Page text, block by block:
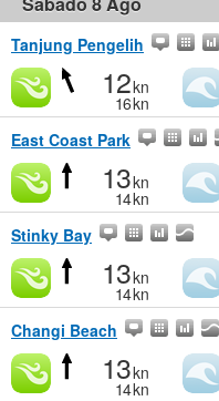
Tanjung Pengelih
12kn
16kn
East Coast Park
13kn
14kn
Stinky Bay
13kn
14kn
Changi Beach
13kn
14kn